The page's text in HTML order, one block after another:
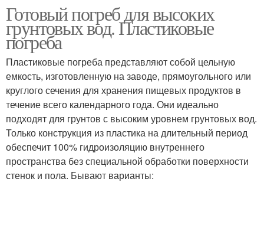
Готовый погреб для высоких
грунтовых вод. Пластиковые
погреба
Пластиковые погреба представляют собой цельную
емкость, изготовленную на заводе, прямоугольного или
круглого сечения для хранения пищевых продуктов в
течение всего календарного года. Они идеально
подходят для грунтов с высоким уровнем грунтовых вод.
Только конструкция из пластика на длительный период
обеспечит 100% гидроизоляцию внутреннего
пространства без специальной обработки поверхности
стенок и пола. Бывают варианты: